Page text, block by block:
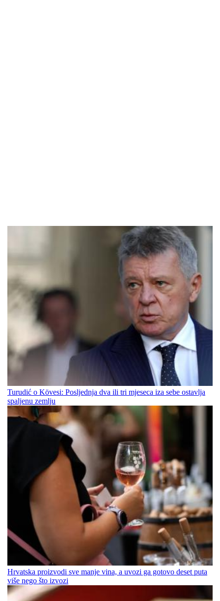
Turudić o Kövesi: Posljednja dva ili tri mjeseca iza sebe ostavlja
spaljenu zemlju
Hrvatska proizvodi sve manje vina, a uvozi ga gotovo deset puta
više nego što izvozi